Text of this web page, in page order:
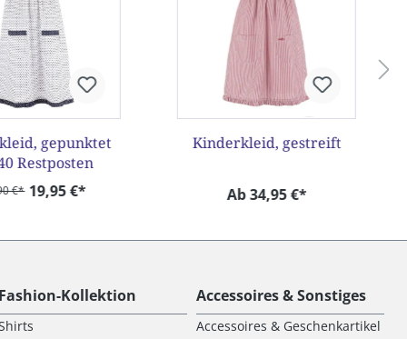
gepunktet
Restposten
€* 19,95 €*
Kinderkleid, gestreift
Ab 34,95 €*
Kollektion Accessoires & Sonstiges
Accessoires & Geschenkartikel